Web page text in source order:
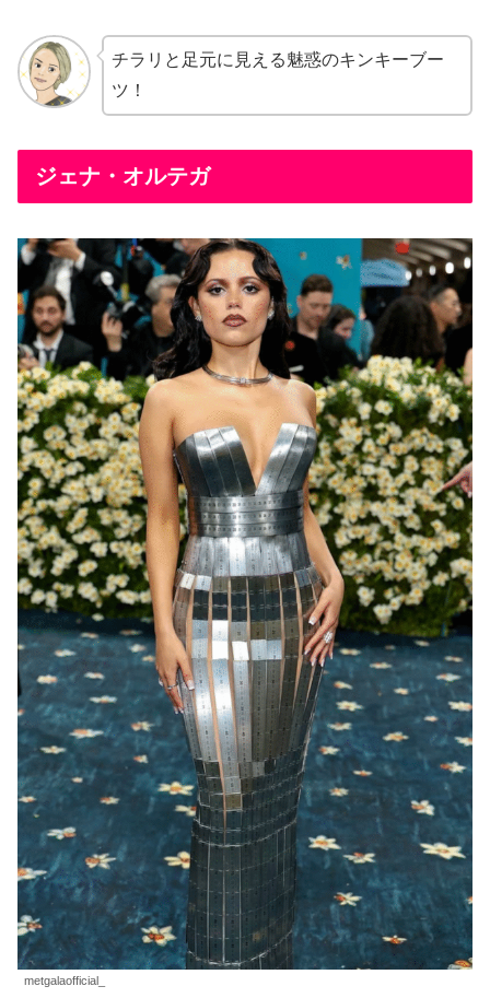
チラリと足元に見える魅惑のキンキーブー
ツ！
ジェナ・オルテガ
metgalaofficial_